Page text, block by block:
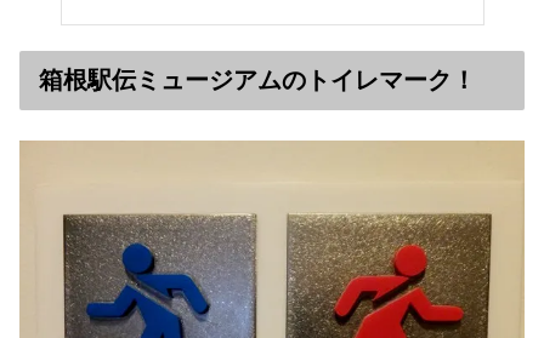
箱根駅伝ミュージアムのトイレマーク！